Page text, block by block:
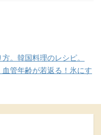
。韓国料理のレシピ。
管年齢が若返る！氷にす